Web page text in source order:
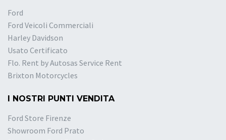
Ford
Ford Veicoli Commerciali
Harley Davidson
Usato Certificato
Flo. Rent by Autosas Service Rent
Brixton Motorcycles
I NOSTRI PUNTI VENDITA
Ford Store Firenze
Showroom Ford Prato